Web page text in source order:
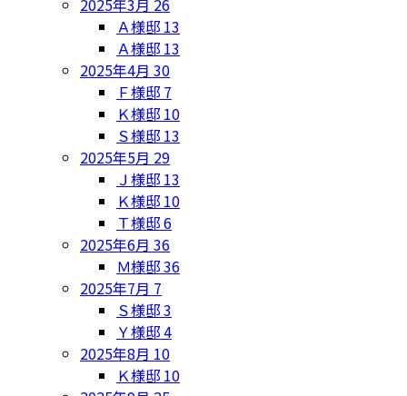
2025年3月 26
Ａ様邸 13
Ａ様邸 13
2025年4月 30
Ｆ様邸 7
Ｋ様邸 10
Ｓ様邸 13
2025年5月 29
Ｊ様邸 13
Ｋ様邸 10
Ｔ様邸6
2025年6月 36
Ｍ様邸36
2025年7月 7
Ｓ様邸3
Ｙ様邸4
2025年8月 10
Ｋ様邸 10